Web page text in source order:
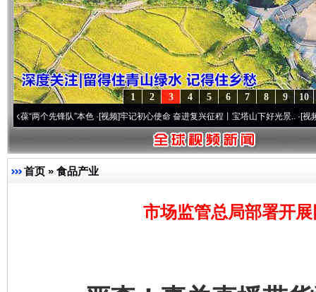
10
9
8
7
6
5
4
3
2
1
先锋队”本色·[视频]牢记初心使命 奋进复兴征程丨宝塔山下好光景..·[视频]因党而
首页 » 食品产业
市场监管总局部署开